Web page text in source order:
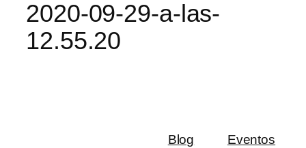
2020-09-29-a-las-
12.55.20
Blog
Eventos